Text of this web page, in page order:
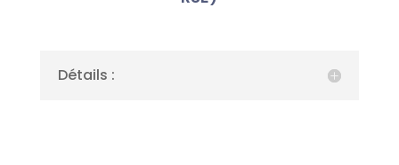
Détails :